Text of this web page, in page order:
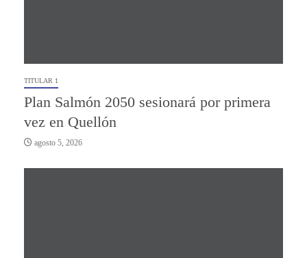
TITULAR 1
Plan Salmón 2050 sesionará por primera
vez en Quellón
agosto 5, 2026